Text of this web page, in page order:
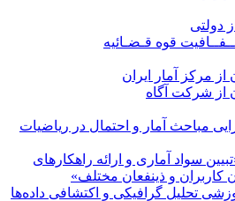
دولتی
قوه قـضـائیه
از مرکز آمار ایران
از شرکت آگاه
مباحث آمار و احتمال در ریاضیات
سواد آماری و ارائه راهکارهای
کاربران و ذینفعان مختلف»
تحلیل گرافیکی و اکتشافی داده‌ها